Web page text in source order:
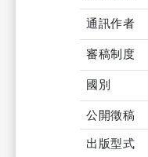
通訊作者
審稿制度
國別
公開徵稿
出版型式